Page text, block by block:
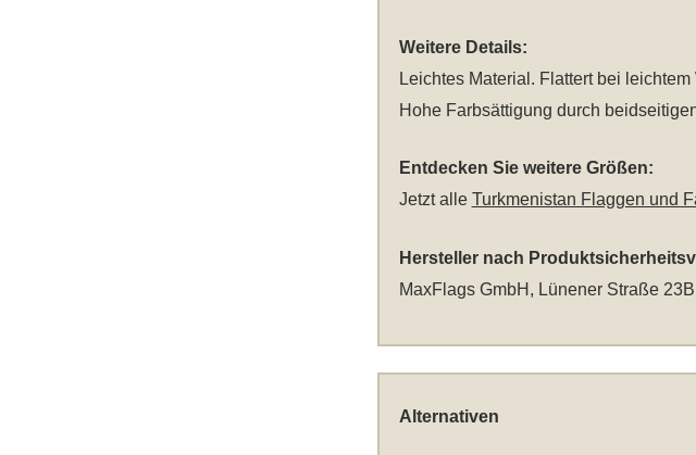
Weitere Details:
Leichtes Material. Flattert bei leichtem
Hohe Farbsättigung durch
Entdecken Sie weitere Größen:
Jetzt alle Turkmenistan Flaggen und
Hersteller nach
MaxFlags GmbH, Lünener Straße
Alternativen